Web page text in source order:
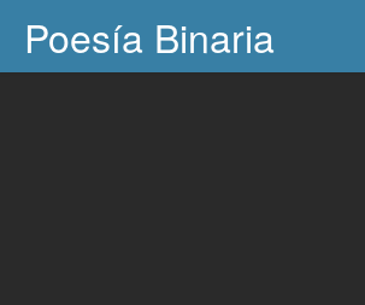
Poesía Binaria